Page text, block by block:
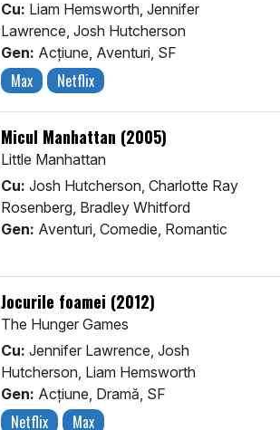
Cu: Liam Hemsworth, Jennifer
Lawrence, Josh Hutcherson
Gen: Acţiune, Aventuri, SF
Max Netflix
Micul Manhattan (2005)
Little Manhattan
Cu: Josh Hutcherson, Charlotte Ray
Rosenberg, Bradley Whitford
Gen: Aventuri, Comedie, Romantic
Jocurile foamei (2012)
The Hunger Games
Cu: Jennifer Lawrence, Josh
Hutcherson, Liam Hemsworth
Gen: Acţiune, Dramă, SF
Netflix Max